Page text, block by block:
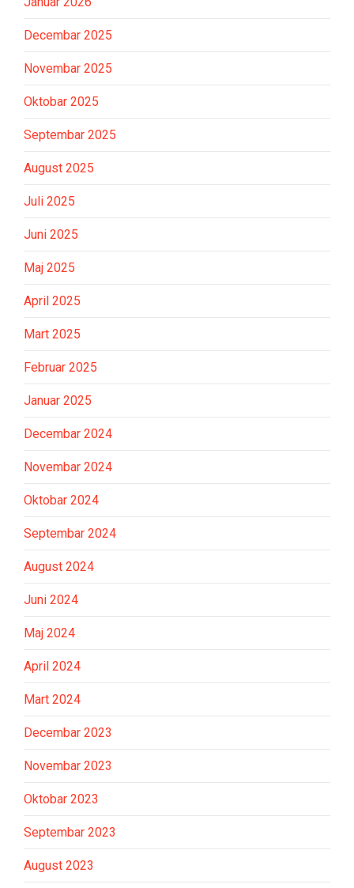
Decembar 2025
Novembar 2025
Oktobar 2025
Septembar 2025
August 2025
Juli 2025
Juni 2025
Maj 2025
April 2025
Mart 2025
Februar 2025
Januar 2025
Decembar 2024
Novembar 2024
Oktobar 2024
Septembar 2024
August 2024
Juni 2024
Maj 2024
April 2024
Mart 2024
Decembar 2023
Novembar 2023
Oktobar 2023
Septembar 2023
August 2023